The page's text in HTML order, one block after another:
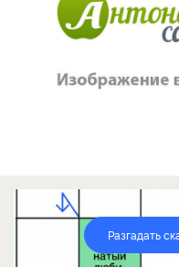
Разгадать